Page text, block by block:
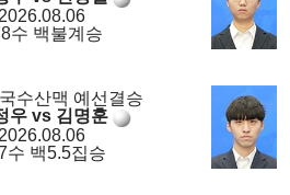
2026.08.06
수 백불계승
수산맥 예선결승
우 vs 김명훈
2026.08.06
수 백5.5집승